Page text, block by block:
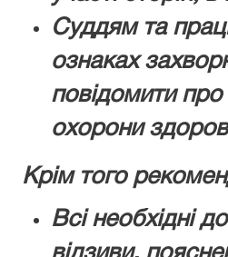
Суддям та
ознаках
повідомити про
охорони
Крім того
Всі необхідні